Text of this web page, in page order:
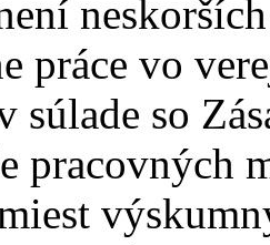
práce vo
súlade so
pracovných